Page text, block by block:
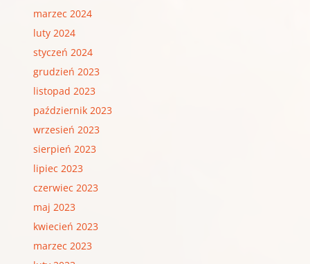
marzec 2024
luty 2024
styczeń 2024
grudzień 2023
listopad 2023
październik 2023
wrzesień 2023
sierpień 2023
lipiec 2023
czerwiec 2023
maj 2023
kwiecień 2023
marzec 2023